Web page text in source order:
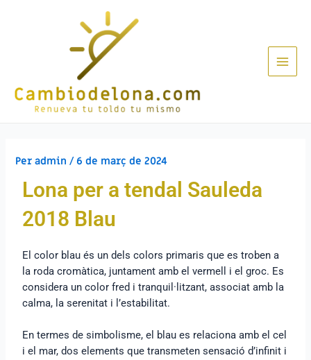
Per admin/ 6 de març de 2024
Lona per a tendal Sauleda
2018 Blau
El color blau és un dels colors primaris que es troben a
la roda cromàtica, juntament amb el vermell i el groc. Es
considera un color fred i tranquil·litzant, associat amb la
calma, la serenitat i l’estabilitat.
En termes de simbolisme, el blau es relaciona amb el cel
i el mar, dos elements que transmeten sensació d’infinit i